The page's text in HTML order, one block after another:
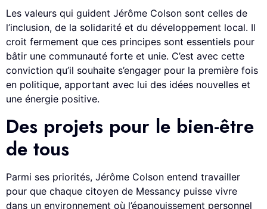
Les valeurs qui guident Jérôme Colson sont celles de
l’inclusion, de la solidarité et du développement local. Il
croit fermement que ces principes sont essentiels pour
bâtir une communauté forte et unie. C’est avec cette
conviction qu’il souhaite s’engager pour la première fois
en politique, apportant avec lui des idées nouvelles et
une énergie positive.
Des projets pour le bien-être
de tous
Parmi ses priorités, Jérôme Colson entend travailler
pour que chaque citoyen de Messancy puisse vivre
dans un environnement où l’épanouissement personnel